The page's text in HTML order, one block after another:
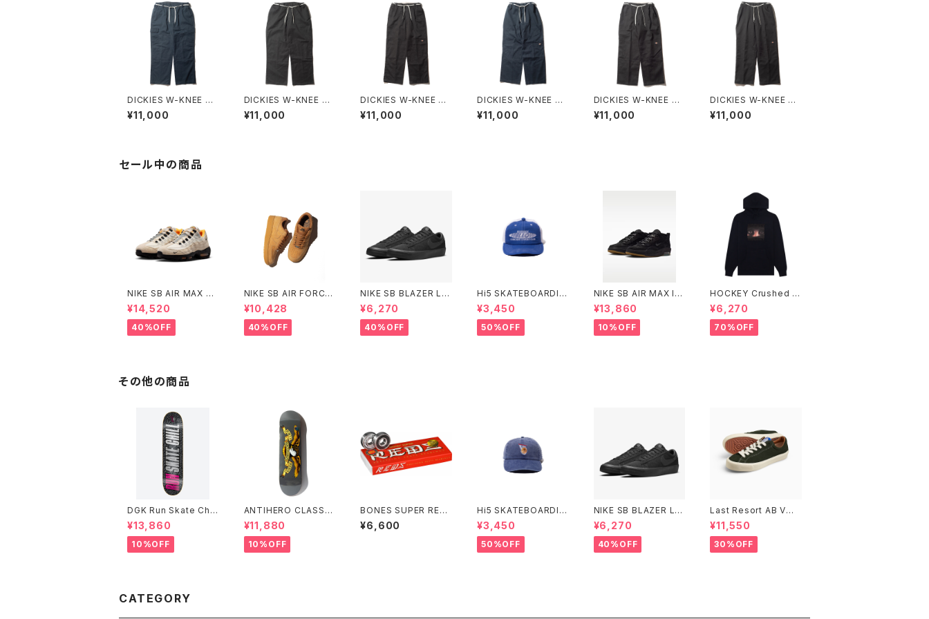
DICKIES W-KNEE W
ORK PANT NBD CU
STOM B
¥11,000
DICKIES W-KNEE W
ORK PANT NBD CU
STOM B
¥11,000
DICKIES W-KNEE W
ORK PANT NBD CU
STOM E
¥11,000
DICKIES W-KNEE W
ORK PANT NBD CU
STOM F
¥11,000
DICKIES W-KNEE W
ORK PANT NBD CU
STOM C
¥11,000
DICKIES W-KNEE W
ORK PANT NBD CU
STOM D
¥11,000
セール中の商品
NIKE SB AIR MAX 95
WCP ナイキエスビー
エアマックス フットボー
ルコレクション Small
Size
¥14,520
40%OFF
NIKE SB AIR FORCE
1 "FLAX" ナイキ エス
ビー エアフォースワン
フラックス ウィート HM
8517-200 Small Siz
¥10,428
40%OFF
NIKE SB BLAZER LO
W PRO GT BLACK/B
LACK ナイキエスビー
ブレーザー ロー ブラッ
ク
¥6,270
40%OFF
Hi5 SKATEBOARDIN
G MELLOW CONCA
VE LOVERS CLUB C
AP
¥3,450
50%OFF
NIKE SB AIR MAX IS
HOD 2 BLACK/BLAC
K Small Size
¥13,860
10%OFF
HOCKEY Crushed H
oodie ブラック
¥6,270
70%OFF
その他の商品
DGK Run Skate Chill
Stevie 7.9インチ
¥13,860
10%OFF
ANTIHERO CLASSIC
EAGLE 8.25インチ ア
ンタイヒーロー クラシッ
ク イーグル
¥11,880
10%OFF
BONES SUPER RED
S SKATEBOARD BEA
RINGS ボーンズ スー
¥6,600
Hi5 SKATEBOARDIN
G ABOVE THE RIM C
AP
¥3,450
50%OFF
NIKE SB BLAZER LO
W PRO GT BLACK/B
LACK ナイキエスビー
ブレーザー ロー ブラッ
ク
¥6,270
40%OFF
Last Resort AB VM0
03 LO OLIVE/WHITE
¥11,550
30%OFF
CATEGORY